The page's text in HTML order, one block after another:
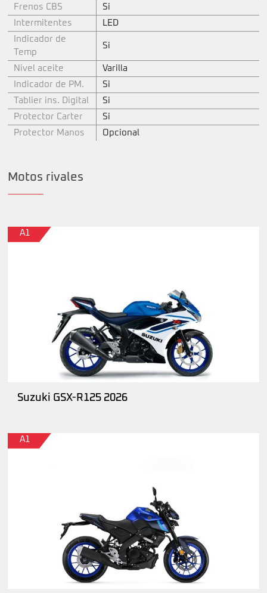
Frenos CBS
Si
Intermitentes
LED
Indicador de
Temp
Si
Nivel aceite
Varilla
Indicador de PM.
Si
Tablier ins. Digital
Si
Protector Carter
Si
Protector Manos
Opcional
Motos rivales
A1
Suzuki GSX-R125 2026
A1